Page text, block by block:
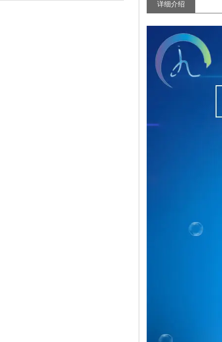
详细介绍